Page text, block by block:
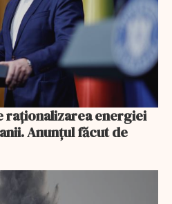
raționalizarea energiei
Anunțul făcut de